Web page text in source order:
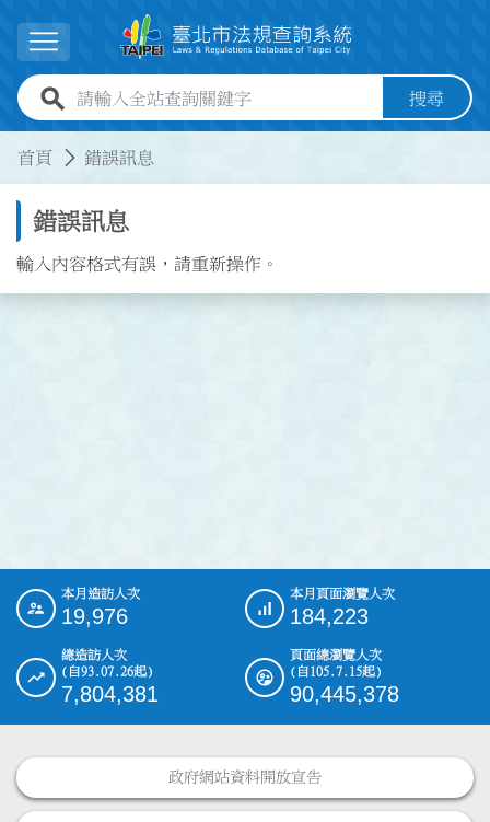
展開選單
全站查詢關鍵字欄位 搜尋
首頁 錯誤訊息
錯誤訊息
輸入內容格式有誤，請重新操作。
::: 本月造訪人次
19,976
本月頁面瀏覽人次
184,223
總造訪人次
(自93.07.26起)
7,804,381
頁面總瀏覽人次
(自105.7.15起)
90,445,378
政府網站資料開放宣告